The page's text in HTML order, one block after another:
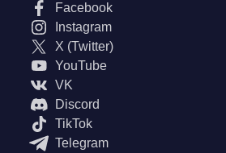
Facebook
Instagram
X (Twitter)
YouTube
VK
Discord
TikTok
Telegram